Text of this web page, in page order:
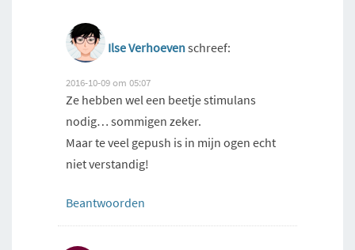
Ilse Verhoevenschreef:
2016-10-09 om 05:07
Ze hebben wel een beetje stimulans
nodig… sommigen zeker.
Maar te veel gepush is in mijn ogen echt
niet verstandig!
Beantwoorden